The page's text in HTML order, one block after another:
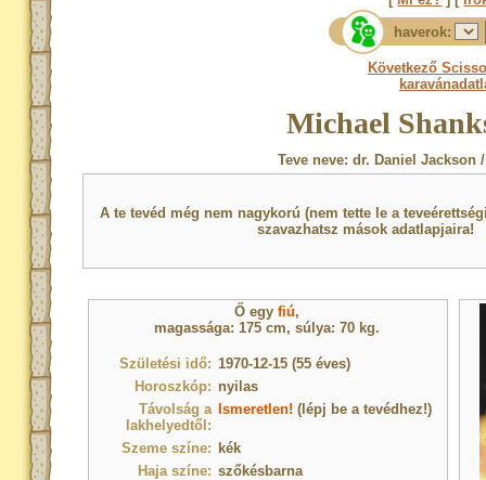
haverok:
Következő
Michael
Teve neve: dr. Daniel Jackson
A te tevéd még nem nagykorú (nem tette le a
szavazhatsz mások adatlapjaira!
Ő egyfiú,
magassága: 175 cm, súlya: 70 kg.
Születési idő: 1970-12-15 (55 éves)
Horoszkóp: nyilas
Távolság a
lakhelyedtől:
Ismeretlen! (lépj be a tevédhez!)
Szeme színe: kék
Haja színe: szőkésbarna